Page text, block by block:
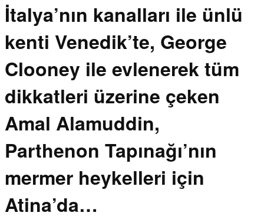
İtalya’nın kanalları ile ünlü
kenti Venedik’te, George
Clooney ile evlenerek tüm
dikkatleri üzerine çeken
Amal Alamuddin,
Parthenon Tapınağı’nın
mermer heykelleri için
Atina’da…